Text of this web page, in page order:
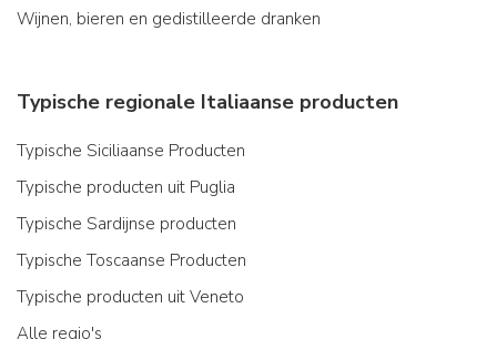
Wijnen, bieren en gedistilleerde dranken
Typische regionale Italiaanse producten
Typische Siciliaanse Producten
Typische producten uit Puglia
Typische Sardijnse producten
Typische Toscaanse Producten
Typische producten uit Veneto
Alle regio's